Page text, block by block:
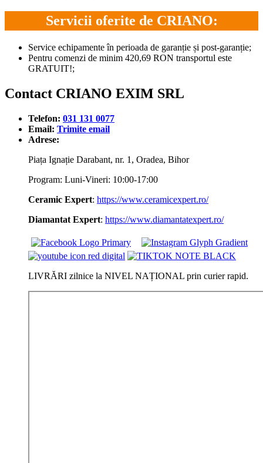
Servicii oferite de CRIANO:
Service echipamente în perioada de garanție și post-garanție;
Pentru comenzi de minim 420,69 RON transportul este
GRATUIT!;
Contact CRIANO EXIM SRL
Telefon: 031 131 0077
Email: Trimite email
Adrese:
Piața Ignație Darabant, nr. 1, Oradea, Bihor
Program: Luni-Vineri: 10:00-17:00
Ceramic Expert: https://www.ceramicexpert.ro/
Diamantat Expert: https://www.diamantatexpert.ro/
LIVRĂRI zilnice la NIVEL NAȚIONAL prin curier rapid.